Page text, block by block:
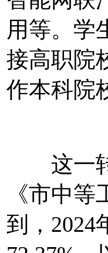
用等。学
接高职院
作本科院
这一转
《市中
到，2024